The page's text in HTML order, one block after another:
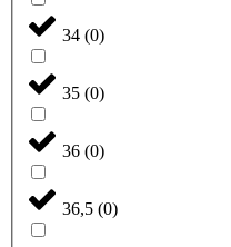
34 (0)
35 (0)
36 (0)
36,5 (0)